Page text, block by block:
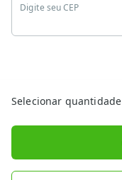
Digite seu CEP
Selecionar quantidade